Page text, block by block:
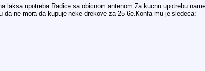
laksa upotreba.Radice sa obicnom antenom.Za kucnu upotrebu
ne mora da kupuje neke drekove za 25-6e.Konfa mu je sledeca: